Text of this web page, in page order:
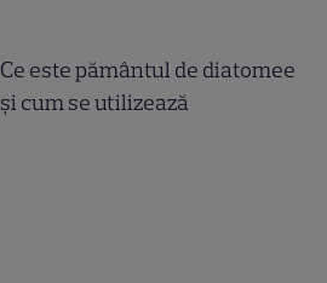
Ce este pământul de diatomee
și cum se utilizează